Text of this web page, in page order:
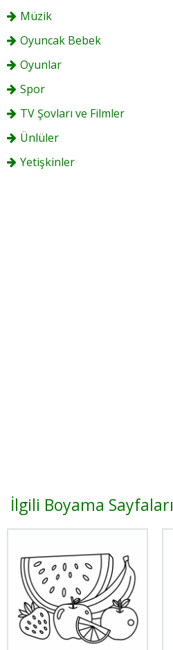
Müzik
Oyuncak Bebek
Oyunlar
Spor
TV Şovları ve Filmler
Ünlüler
Yetişkinler
İlgili Boyama Sayfaları